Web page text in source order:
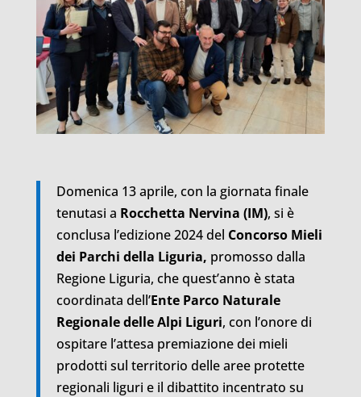
Domenica 13 aprile, con la giornata finale
tenutasi a Rocchetta Nervina (IM), si è
conclusa l’edizione 2024 del Concorso Mieli
dei Parchi della Liguria, promosso dalla
Regione Liguria, che quest’anno è stata
coordinata dell’Ente Parco Naturale
Regionale delle Alpi Liguri, con l’onore di
ospitare l’attesa premiazione dei mieli
prodotti sul territorio delle aree protette
regionali liguri e il dibattito incentrato su